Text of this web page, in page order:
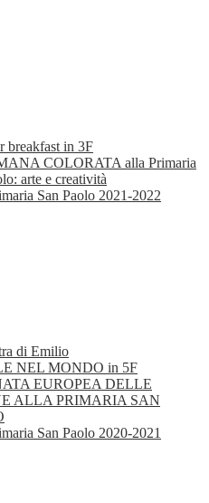
breakfast in 3F
COLORATA alla Primaria
arte e creatività
San Paolo 2021-2022
di Emilio
NEL MONDO in 5F
EUROPEA DELLE
ALLA PRIMARIA SAN
San Paolo 2020-2021